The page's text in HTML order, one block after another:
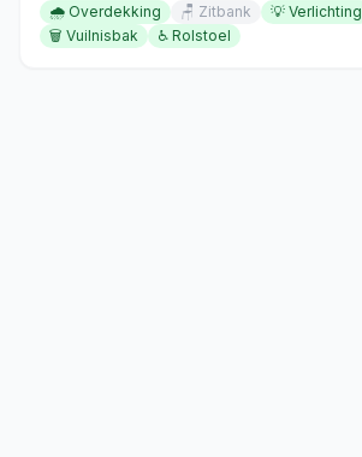
🌧️ Overdekking 🪑 Zitbank 💡 Verlichting
🗑️ Vuilnisbak ♿ Rolstoel